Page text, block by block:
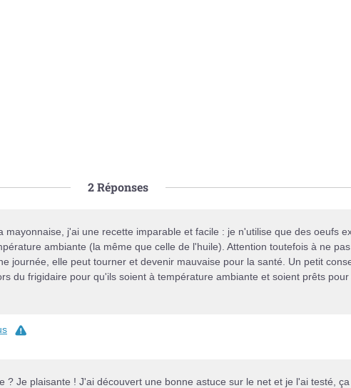
2Réponses
mayonnaise, j'ai une recette imparable et facile : je n'utilise que des oeufs
ambiante (la même que celle de l'huile). Attention toutefois à ne
journée, elle peut tourner et devenir mauvaise pour la santé. Un petit
du frigidaire pour qu'ils soient à température ambiante et soient prêts pour
? Je plaisante ! J'ai découvert une bonne astuce sur le net et je l'ai testé,